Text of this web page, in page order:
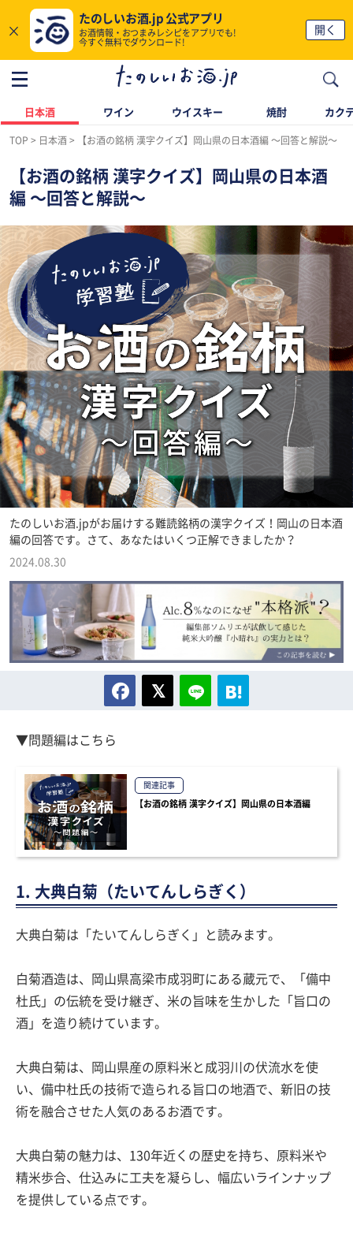
×
たのしいお酒.jp 公式アプリ
お酒情報・おつまみレシピをアプリでも!
今すぐ無料でダウンロード!
開く
日本酒 ワイン ウイスキー 焼酎 カク
TOP 日本酒 【お酒の銘柄 漢字クイズ】岡山県の日本酒編 〜回答と解説〜
【お酒の銘柄 漢字クイズ】岡山県の日本酒
編 〜回答と解説〜
たのしいお酒.jpがお届けする難読銘柄の漢字クイズ！岡山の日本酒
編の回答です。さて、あなたはいくつ正解できましたか？
2024.08.30
▼問題編はこちら
関連記事
【お酒の銘柄 漢字クイズ】岡山県の日本酒編
1. 大典白菊（たいてんしらぎく）
大典白菊は「たいてんしらぎく」と読みます。
白菊酒造は、岡山県高梁市成羽町にある蔵元で、「備中
杜氏」の伝統を受け継ぎ、米の旨味を生かした「旨口の
酒」を造り続けています。
大典白菊は、岡山県産の原料米と成羽川の伏流水を使
い、備中杜氏の技術で造られる旨口の地酒で、新旧の技
術を融合させた人気のあるお酒です。
大典白菊の魅力は、130年近くの歴史を持ち、原料米や
精米歩合、仕込みに工夫を凝らし、幅広いラインナップ
を提供している点です。